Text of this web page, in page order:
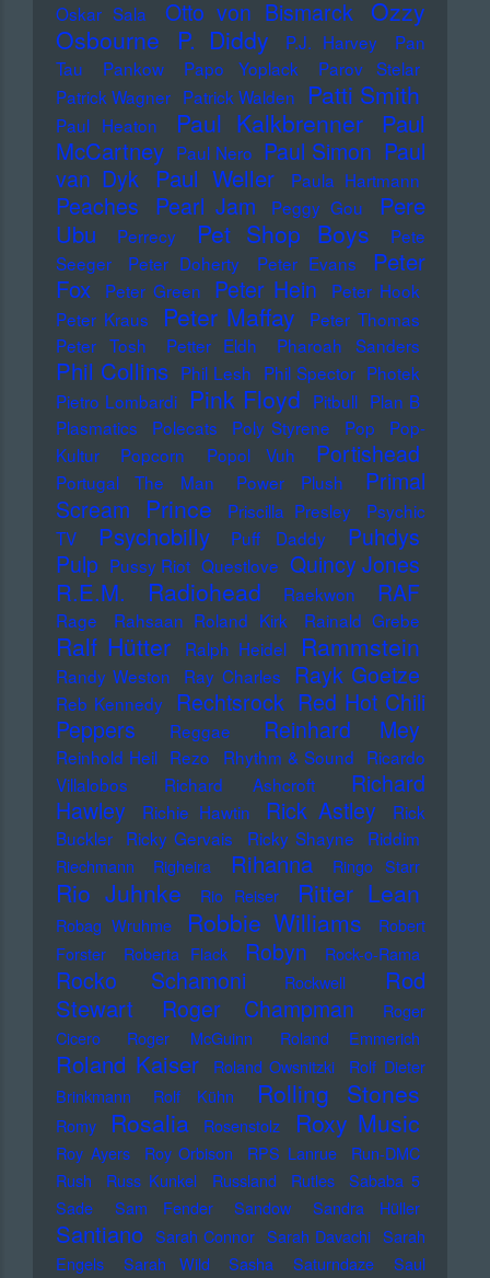
Oskar Sala Otto von Bismarck Ozzy
Osbourne
P. Diddy P.J. Harvey
Pan
Tau
Pankow Papo Yoplack
Parov Stelar
Patrick Wagner Patrick Walden Patti Smith
Paul Heaton Paul Kalkbrenner
Paul
McCartney Paul Nero Paul Simon Paul
van Dyk Paul Weller Paula Hartmann
Peaches Pearl Jam Peggy Gou
Pere
Ubu
Perrecy Pet Shop Boys
Pete
Seeger
Peter Doherty Peter Evans
Peter
Fox
Peter Green Peter Hein
Peter Hook
Peter Kraus
Peter Maffay
Peter Thomas
Peter Tosh
Petter Eldh Pharoah Sanders
Phil Collins Phil Lesh Phil Spector Photek
Pietro Lombardi
Pink Floyd Pitbull Plan B
Plasmatics
Polecats Poly Styrene Pop
Pop-
Kultur
Popcorn Popol Vuh Portishead
Portugal The Man Power Plush
Primal
Scream
Prince Priscilla Presley
Psychic
TV
Psychobilly Puff Daddy
Puhdys
Pulp Pussy Riot Questlove Quincy Jones
R.E.M. Radiohead Raekwon RAF
Rage Rahsaan Roland Kirk Rainald Grebe
Ralf Hütter Ralph Heidel Rammstein
Randy Weston Ray Charles Rayk Goetze
Reb Kennedy Rechtsrock Red Hot Chili
Peppers
Reggae Reinhard Mey
Reinhold Heil Rezo Rhythm & Sound Ricardo
Villalobos
Richard Ashcroft
Richard
Hawley
Richie Hawtin Rick Astley
Rick
Buckler
Ricky Gervais Ricky Shayne Riddim
Riechmann Righeira Rihanna Ringo Starr
Rio Juhnke Rio Reiser Ritter Lean
Robag Wruhme Robbie Williams
Robert
Forster
Roberta Flack Robyn Rock-o-Rama
Rocko Schamoni Rockwell
Rod
Stewart
Roger Champman
Roger
Cicero
Roger McGuinn Roland Emmerich
Roland Kaiser Roland Owsnitzki
Rolf Dieter
Brinkmann
Rolf Kühn Rolling Stones
Romy Rosalia Rosenstolz Roxy Music
Roy Ayers Roy Orbison RPS Lanrue
Run-DMC
Rush
Russ Kunkel Russland Rutles
Sababa 5
Sade
Sam Fender Sandow Sandra Hüller
Santiano Sarah Connor Sarah Davachi Sarah
Engels
Sarah Wild Sasha Saturndaze
Saul